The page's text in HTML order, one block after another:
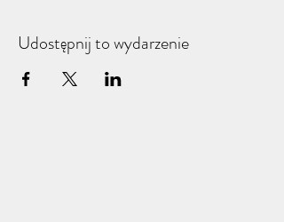
Udostępnij to wydarzenie